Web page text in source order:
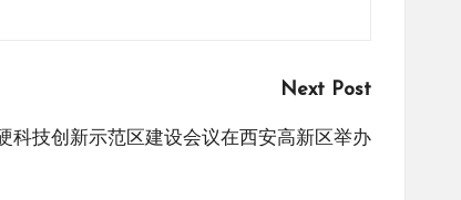
Next Post
科技创新示范区建设会议在西安高新区举办